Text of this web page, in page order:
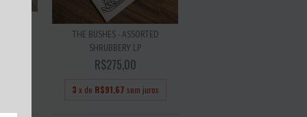
LAST
THE BUSHES - ASSORTED
SHRUBBERY LP
R$275,00
3 x de R$91,67 sem juros